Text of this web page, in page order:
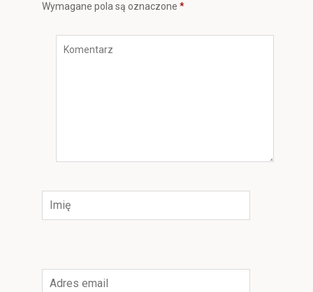
Wymagane pola są oznaczone *